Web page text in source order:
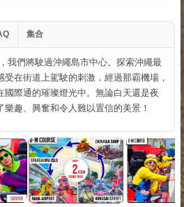
集合
我們將駛過沖繩島市中心。探索沖繩最
在街道上駕駛的刺激，經過那霸機場，
國際通的璀璨燈光中。無論白天還是夜
趣、興奮和令人難以置信的美景！